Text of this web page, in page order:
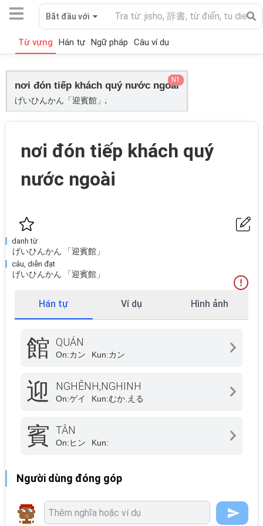
Bắt đầu với
Từ vựng Hán tự Ngữ pháp Câu ví dụ
nơi đón tiếp khách quý nước ngoài
げいひんかん「迎賓館」;
N1
nơi đón tiếp khách quý
nước ngoài
danh từ
げいひんかん 「迎賓館」
câu, diễn đạt
げいひんかん 「迎賓館」
Hán tự Ví dụ Hình ảnh
館 QUÁN
On:カン Kun:カン
迎 NGHÊNH,NGHINH
On:ゲイ Kun:むか.える
賓 TÂN
On:ヒン Kun:
Người dùng đóng góp